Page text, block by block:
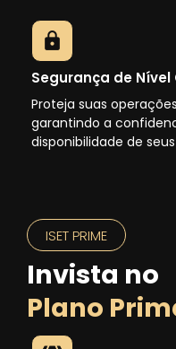
Segurança de
Proteja suas
garantindo a
disponibilidade de
ISET PRIME
Invista no
Plano